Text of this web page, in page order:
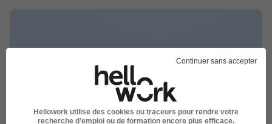
La Tronche - 38 Intérim Temps partiel
Continuer sans accepter
Hellowork utilise des cookies ou traceurs pour rendre votre
recherche d’emploi ou de formation encore plus efficace.